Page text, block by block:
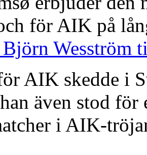
för AIK på
Wesström
AIK skedde i
även stod
i AIK-